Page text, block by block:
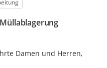
Damen und Herren,